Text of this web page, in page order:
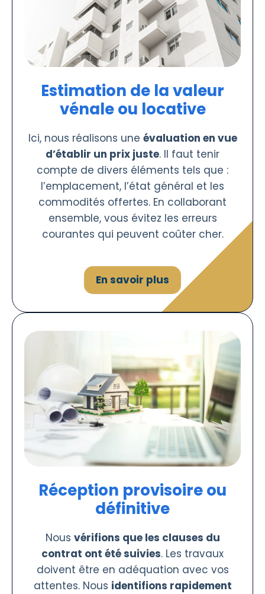
Estimation de la valeur
vénale ou locative
Ici, nous réalisons une évaluation en vue
d’établir un prix juste. Il faut tenir
compte de divers éléments tels que :
l’emplacement, l’état général et les
commodités offertes. En collaborant
ensemble, vous évitez les erreurs
courantes qui peuvent coûter cher.
En savoir plus
Réception provisoire ou
définitive
Nous vérifions que les clauses du
contrat ont été suivies. Les travaux
doivent être en adéquation avec vos
attentes. Nous identifions rapidement